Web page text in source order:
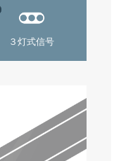
３灯式信号